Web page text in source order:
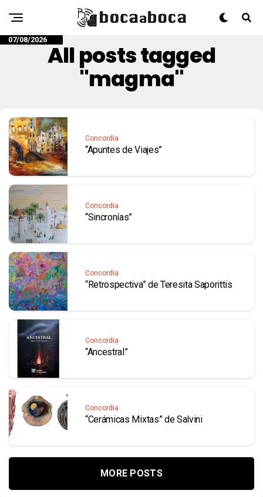
07/08/2026
All posts tagged
"magma"
Concordia
“Apuntes de Viajes”
Concordia
“Sincronías”
Concordia
“Retrospectiva” de Teresita Saporittis
Concordia
“Ancestral”
Concordia
“Cerámicas Mixtas” de Salvini
MORE POSTS